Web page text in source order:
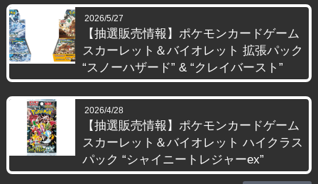
2026/5/27
【抽選販売情報】ポケモンカードゲーム
スカーレット＆バイオレット 拡張パック
“スノーハザード” & “クレイバースト”
2026/4/28
【抽選販売情報】ポケモンカードゲーム
スカーレット＆バイオレット ハイクラス
パック “シャイニートレジャーex”